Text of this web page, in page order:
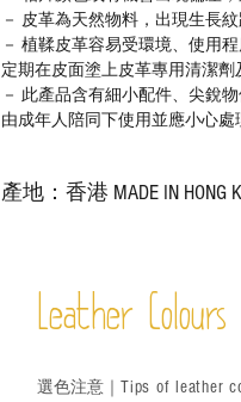
－ 皮革為天然物料，出現生長
－ 植鞣皮革容易受環境、使用
定期在皮面塗上皮革專用清潔劑
－ 此產品含有細小配件、尖銳
由成年人陪同下使用並應小心處
產地：香港 MADE IN HONG
Leather Colours
選色注意｜ Tips of leather